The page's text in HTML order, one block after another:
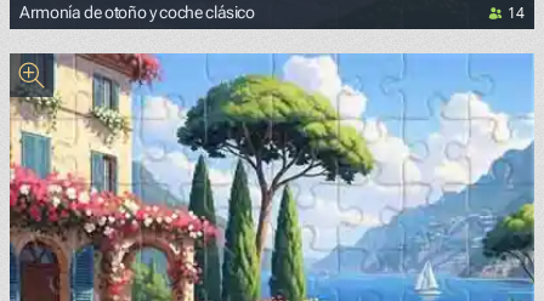
Armonía de otoño y coche clásico 14